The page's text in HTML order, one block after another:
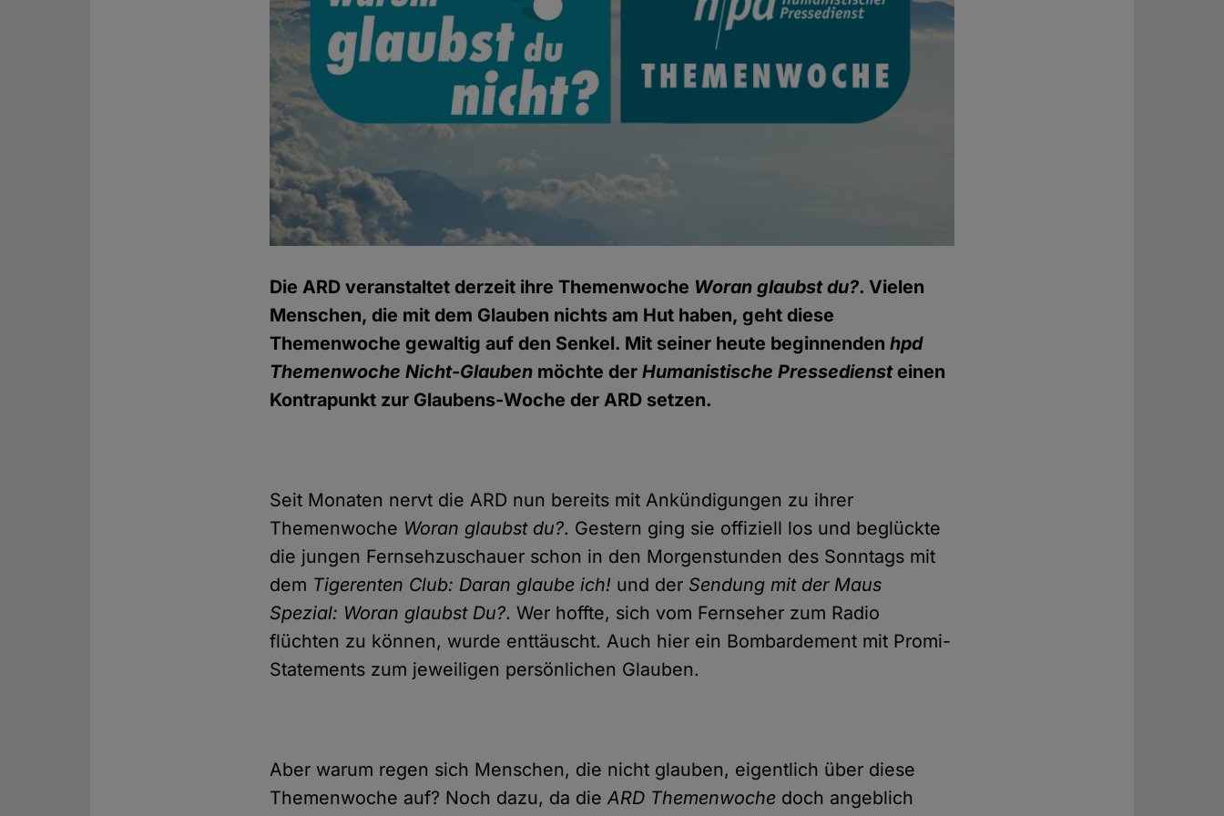
Die ARD veranstaltet derzeit ihre Themenwoche Woran glaubst du?. Vielen
Menschen, die mit dem Glauben nichts am Hut haben, geht diese
Themenwoche gewaltig auf den Senkel. Mit seiner heute beginnendenhpd
Themenwoche Nicht-Glauben möchte derHumanistische Pressediensteinen
Kontrapunkt zur Glaubens-Woche der ARD setzen.
Seit Monaten nervt die ARD nun bereits mit Ankündigungen zu ihrer
Themenwoche Woran glaubst du?. Gestern ging sie offiziell los und beglückte
die jungen Fernsehzuschauer schon in den Morgenstunden des Sonntags mit
dem Tigerenten Club: Daran glaube ich! und der Sendung mit der Maus
Spezial: Woran glaubst Du?. Wer hoffte, sich vom Fernseher zum Radio
flüchten zu können, wurde enttäuscht. Auch hier ein Bombardement mit Promi-
Statements zum jeweiligen persönlichen Glauben.
Aber warum regen sich Menschen, die nicht glauben, eigentlich über diese
Themenwoche auf? Noch dazu, da dieARD Themenwoche doch angeblich